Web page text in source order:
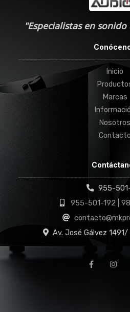
"Especialistas en
Inicio
Marcas
Nosotros
Contacto
955-
955-501-192 |
Av. José Gálvez 1491/